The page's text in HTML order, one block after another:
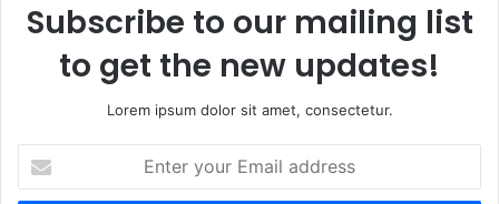
Subscribe to our mailing list
to get the new updates!
Lorem ipsum dolor sit amet, consectetur.